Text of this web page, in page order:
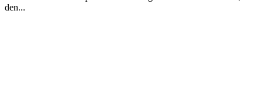
den...